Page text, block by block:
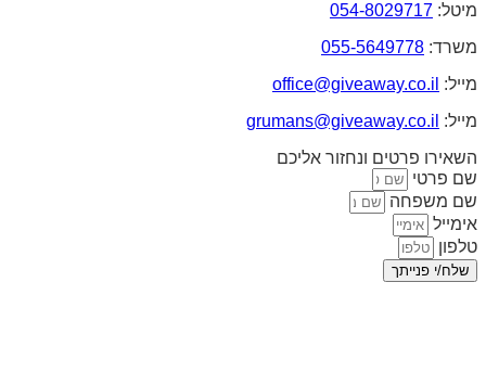
מיטל: 054-8029717
משרד: 055-5649778
מייל: office@giveaway.co.il
מייל: grumans@giveaway.co.il
השאירו פרטים ונחזור אליכם
שם פרטי
שם משפחה
אימייל
טלפון
שלח/י פנייתך